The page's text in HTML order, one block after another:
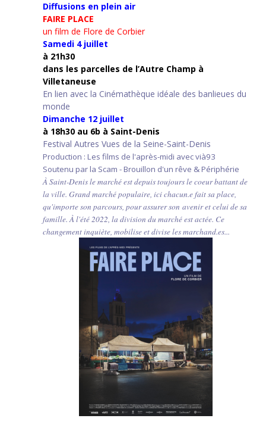
Diffusions en plein air
FAIRE PLACE
un film de Flore de Corbier
Samedi 4 juillet
à 21h30
dans les parcelles de l’Autre Champ à
Villetaneuse
En lien avec la Cinémathèque idéale des banlieues du
monde
Dimanche 12 juillet
à 18h30 au 6b à Saint-Denis
Festival Autres Vues de la Seine-Saint-Denis
Production : Les films de l'après-midi avec vià93
Soutenu par la Scam - Brouillon d'un rêve & Périphérie
À Saint-Denis le marché est depuis toujours le coeur battant de
la ville. Grand marché populaire, ici chacun.e fait sa place,
qu'importe son parcours, pour assurer son avenir et celui de sa
famille. À l'été 2022, la division du marché est actée. Ce
changement inquiète, mobilise et divise les marchand.es...